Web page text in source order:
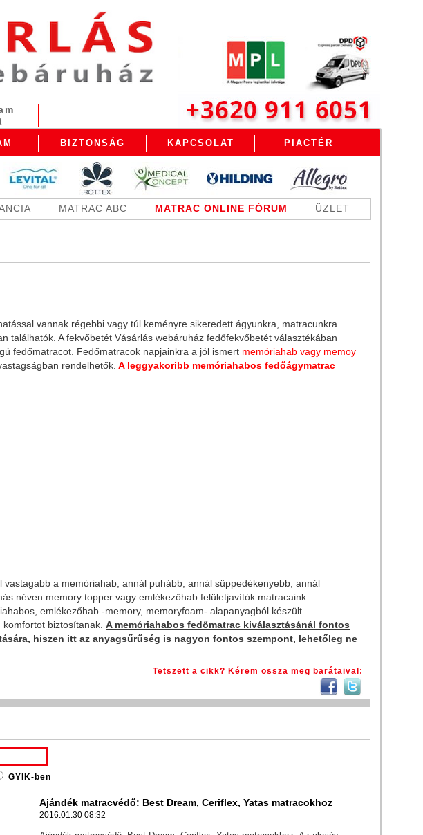
BIZTONSÁG KAPCSOLAT PIACTÉR
MATRAC ABC MATRAC ONLINE FÓRUM ÜZLET
vannak régebbi vagy túl keményre sikeredett ágyunkra, matracunkra.
találhatók. A fekvőbetét Vásárlás webáruház fedőfekvőbetét választékában
fedőmatracot. Fedőmatracok napjainkra a jól ismert memóriahab vagy memoy
rendelhetők. A leggyakoribb memóriahabos fedőágymatrac
a memóriahab, annál puhább, annál süppedékenyebb, annál
néven memory topper vagy emlékezőhab felületjavítók matracaink
emlékezőhab -memory, memoryfoam- alapanyagból készült
biztosítanak. A memóriahabos fedőmatrac kiválasztásánál fontos
hiszen itt az anyagsűrűség is nagyon fontos szempont, lehetőleg ne
Tetszett a cikk? Kérem ossza meg barátaival:
GYIK-ben
Ajándék matracvédő: Best Dream, Ceriflex, Yatas matracokhoz
2016.01.30 08:32